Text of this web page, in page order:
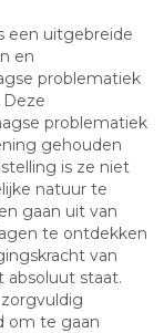
een uitgebreide
en
problematiek
problematiek
gehouden
is ze niet
natuur te
gaan uit van
te ontdekken
van
absoluut staat.
om te gaan